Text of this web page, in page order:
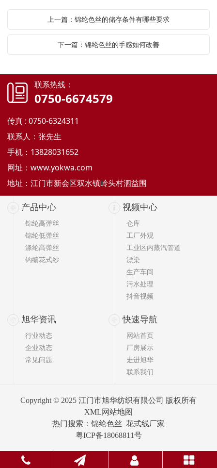
上一篇：锦纶色丝的储存条件有哪些要求
下一篇：锦纶色丝的手感如何改善
产品中心
锦纶高弹丝
锦纶低弹丝
涤纶高弹丝
钩编花式纱
视频中心
仓库
工厂外观
工业区内蒸汽管道
漂染
生产车间
污水处理
抖音视频
旭华资讯
行业动态
企业动态
常见问题
快速导航
网站首页
厂房展示
走进旭华
联系我们
Copyright © 2025 江门市旭华纺织有限公司 版权所有
XML网站地图
热门搜索： 锦纶色丝 花式线厂家
粤ICP备18068811号
联系热线：
0750-6674579
传真 : 0750-6324311
联系人：张先生
手机：13828031652
网址： www.yokwa.com
地址：江门市新会区双水镇岭头村泗益围